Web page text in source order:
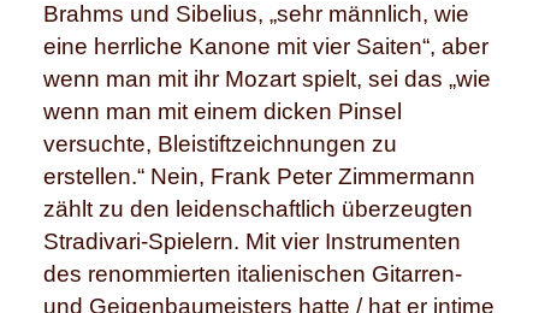
Brahms und Sibelius, „sehr männlich, wie
eine herrliche Kanone mit vier Saiten“, aber
wenn man mit ihr Mozart spielt, sei das „wie
wenn man mit einem dicken Pinsel
versuchte, Bleistiftzeichnungen zu
erstellen.“ Nein, Frank Peter Zimmermann
zählt zu den leidenschaftlich überzeugten
Stradivari-Spielern. Mit vier Instrumenten
des renommierten italienischen Gitarren-
und Geigenbaumeisters hatte / hat er intime